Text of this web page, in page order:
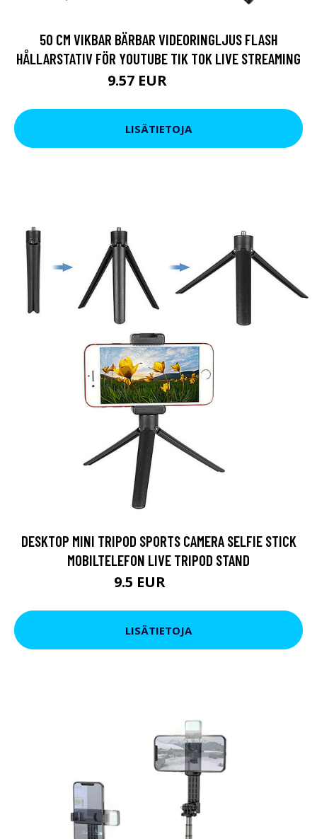
50 CM VIKBAR BÄRBAR VIDEORINGLJUS FLASH
HÅLLARSTATIV FÖR YOUTUBE TIK TOK LIVE STREAMING
9.57 EUR
LISÄTIETOJA
DESKTOP MINI TRIPOD SPORTS CAMERA SELFIE STICK
MOBILTELEFON LIVE TRIPOD STAND
9.5 EUR
LISÄTIETOJA